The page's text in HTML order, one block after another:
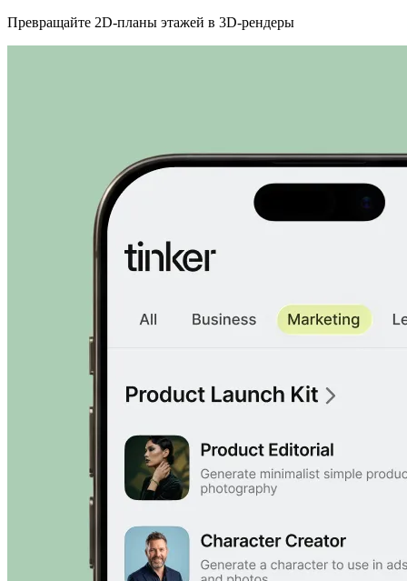
Превращайте 2D-планы этажей в 3D-рендеры